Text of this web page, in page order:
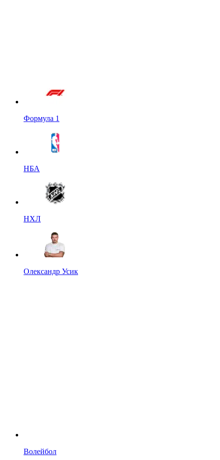
Формула 1
НБА
НХЛ
Олександр Усик
Волейбол